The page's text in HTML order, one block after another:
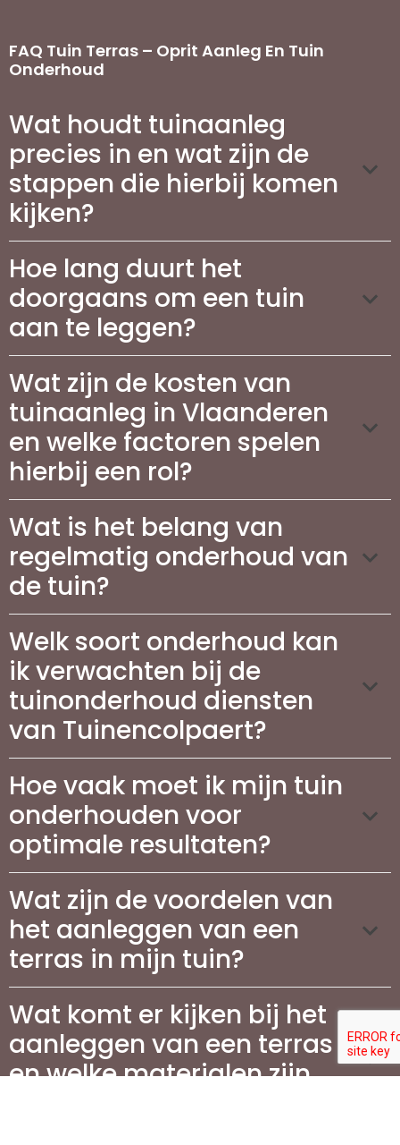
FAQ Tuin Terras – Oprit Aanleg En Tuin
Onderhoud
Wat houdt tuinaanleg
precies in en wat zijn de
stappen die hierbij komen
kijken?
Hoe lang duurt het
doorgaans om een tuin
aan te leggen?
Wat zijn de kosten van
tuinaanleg in Vlaanderen
en welke factoren spelen
hierbij een rol?
Wat is het belang van
regelmatig onderhoud van
de tuin?
Welk soort onderhoud kan
ik verwachten bij de
tuinonderhoud diensten
van Tuinencolpaert?
Hoe vaak moet ik mijn tuin
onderhouden voor
optimale resultaten?
Wat zijn de voordelen van
het aanleggen van een
terras in mijn tuin?
Wat komt er kijken bij het
aanleggen van een terras
en welke materialen zijn